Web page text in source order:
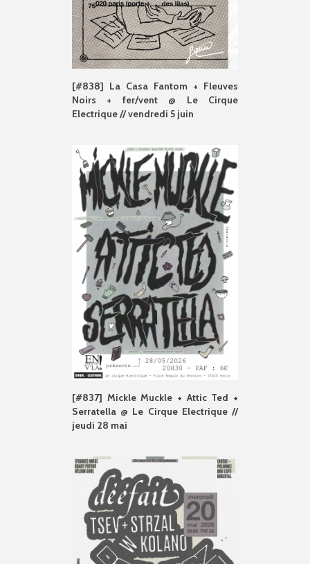
[#838] La Casa Fantom + Fleuves
Noirs + fer/vent @ Le Cirque
Electrique // vendredi 5 juin
[#837] Mickle Muckle + Attic Ted +
Serratella @ Le Cirque Electrique //
jeudi 28 mai